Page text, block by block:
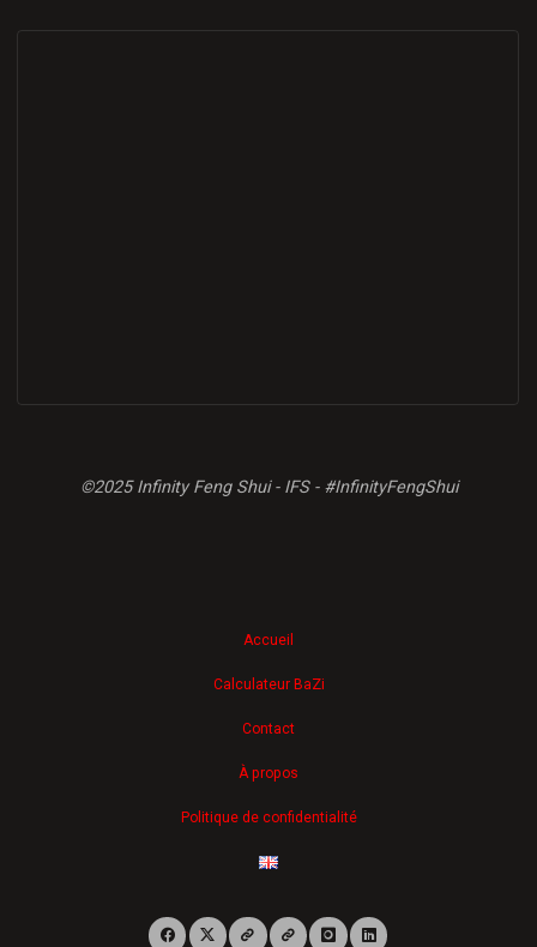
©2025 Infinity Feng Shui - IFS - #InfinityFengShui
Accueil
Calculateur BaZi
Contact
À propos
Politique de confidentialité